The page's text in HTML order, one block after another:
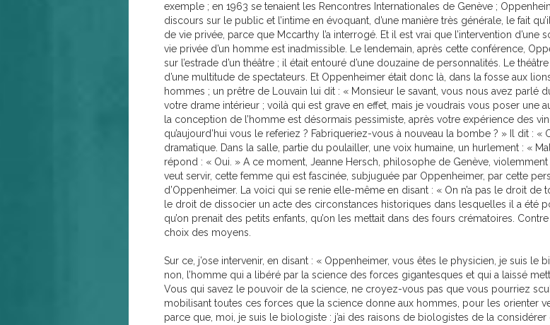
exemple ; en 1963 se tenaient les Rencontres Internationales de Genève ;
discours sur le public et l’intime en évoquant, d’une manière très générale, le fait qu’il
de vie privée, parce que Mccarthy l’a interrogé. Et il est vrai que l’intervention d’une
vie privée d’un homme est inadmissible. Le lendemain, après cette conférence,
sur l’estrade d’un théâtre ; il était entouré d’une douzaine de personnalités. Le
d’une multitude de spectateurs. Et Oppenheimer était donc là, dans la fosse aux
hommes ; un prêtre de Louvain lui dit : « Monsieur le savant, vous nous avez parlé
votre drame intérieur ; voilà qui est grave en effet, mais je voudrais vous poser une
la conception de l’homme est désormais pessimiste, après votre expérience des
qu’aujourd’hui vous le referiez ? Fabriqueriez-vous à nouveau la bombe ? » Il dit : «
dramatique. Dans la salle, partie du poulailler, une voix humaine, un hurlement : «
répond : « Oui. » A ce moment, Jeanne Hersch, philosophe de Genève,
veut servir, cette femme qui est fascinée, subjuguée par Oppenheimer, par cette
d’Oppenheimer. La voici qui se renie elle-même en disant : « On n’a pas le droit de
le droit de dissocier un acte des circonstances historiques dans lesquelles il a été
qu’on prenait des petits enfants, qu’on les mettait dans des fours crématoires.
choix des moyens.
Sur ce, j’ose intervenir, en disant : « Oppenheimer, vous êtes le physicien, je suis
non, l’homme qui a libéré par la science des forces gigantesques et qui a laissé
Vous qui savez le pouvoir de la science, ne croyez-vous pas que vous pourriez
mobilisant toutes ces forces que la science donne aux hommes, pour les orienter
parce que, moi, je suis le biologiste : j’ai des raisons de biologistes de la